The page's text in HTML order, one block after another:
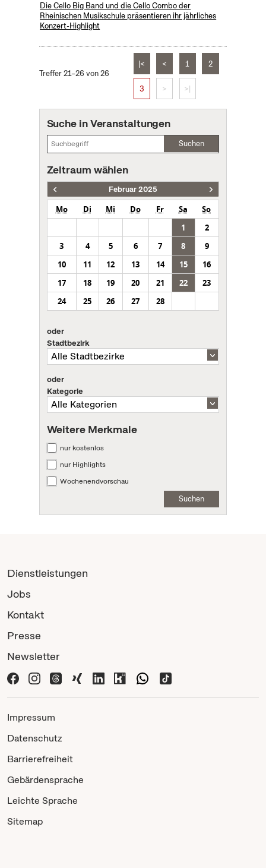
Die Cello Big Band und die Cello Combo der
Rheinischen Musikschule präsentieren ihr jährliches
Konzert-Highlight
Treffer 21–26 von 26
|< < 1 2
3 > >|
Suche in Veranstaltungen
Suchen
Zeitraum wählen
Februar 2025
Mo Di Mi Do Fr Sa
So
1
2
3
4 5 6 7 8
9
10
11 12 13 14 15
16
17
18 19 20 21 22
23
24
25 26 27 28
oder
Stadtbezirk
oder
Kategorie
Weitere Merkmale
nur kostenlos
nur Highlights
Wochenendvorschau
Suchen
Dienstleistungen
Jobs
Kontakt
Presse
Newsletter
Impressum
Datenschutz
Barrierefreiheit
Gebärdensprache
Leichte Sprache
Sitemap